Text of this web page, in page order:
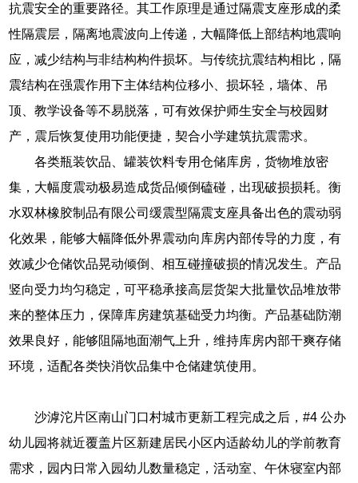
抗震安全的重要路径。其工作原理是通过隔震支座形成的柔
性隔震层，隔离地震波向上传递，大幅降低上部结构地震响
应，减少结构与非结构构件损坏。与传统抗震结构相比，隔
震结构在强震作用下主体结构位移小、损坏轻，墙体、吊
顶、教学设备等不易脱落，可有效保护师生安全与校园财
产，震后恢复使用功能便捷，契合小学建筑抗震需求。
各类瓶装饮品、罐装饮料专用仓储库房，货物堆放密
集，大幅度震动极易造成货品倾倒磕碰，出现破损损耗。衡
水双林橡胶制品有限公司缓震型隔震支座具备出色的震动弱
化效果，能够大幅降低外界震动向库房内部传导的力度，有
效减少仓储饮品晃动倾倒、相互碰撞破损的情况发生。产品
竖向受力均匀稳定，可平稳承接高层货架大批量饮品堆放带
来的整体压力，保障库房建筑基础受力均衡。产品基础防潮
效果良好，能够阻隔地面潮气上升，维持库房内部干爽存储
环境，适配各类快消饮品集中仓储建筑使用。
沙滹沱片区南山门口村城市更新工程完成之后，#4 公办
幼儿园将就近覆盖片区新建居民小区内适龄幼儿的学前教育
需求，园内日常入园幼儿数量稳定，活动室、午休寝室内部